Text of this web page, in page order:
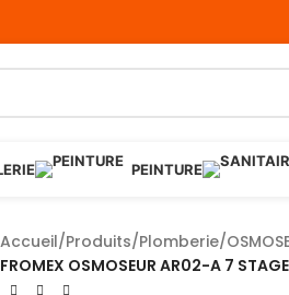
PEINTURE
Accueil/Produits/Plomberie/
FROMEX OSMOSEUR AR02-A 7